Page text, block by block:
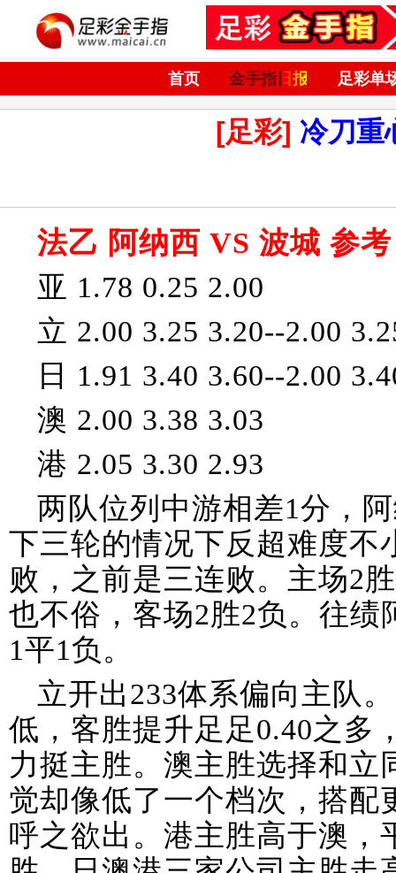
首页 金手指日报 足彩单
[足彩] 冷刀重
法乙 阿纳西 VS 波城 参
亚 1.78 0.25 2.00
立 2.00 3.25 3.20--2.00
日 1.91 3.40 3.60--2.00
澳 2.00 3.38 3.03
港 2.05 3.30 2.93
两队位列中游相差1分，
下三轮的情况下反超难度不
败，之前是三连败。主场2
也不俗，客场2胜2负。往绩
1平1负。
立开出233体系偏向主队
低，客胜提升足足0.40之多
力挺主胜。澳主胜选择和立
觉却像低了一个档次，搭配
呼之欲出。港主胜高于澳，